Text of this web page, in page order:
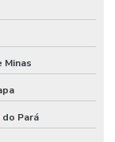
Minas
do Pará